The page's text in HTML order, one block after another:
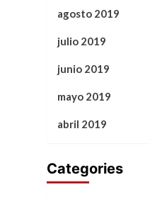
agosto 2019
julio 2019
junio 2019
mayo 2019
abril 2019
Categories